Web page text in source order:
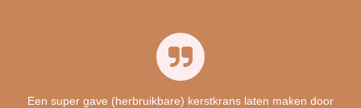
Een super gave (herbruikbare) kerstkrans laten maken door